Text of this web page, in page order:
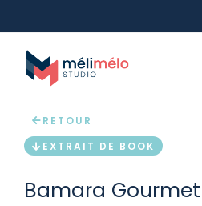
RETOUR
EXTRAIT DE BOOK
Bamara Gourmet